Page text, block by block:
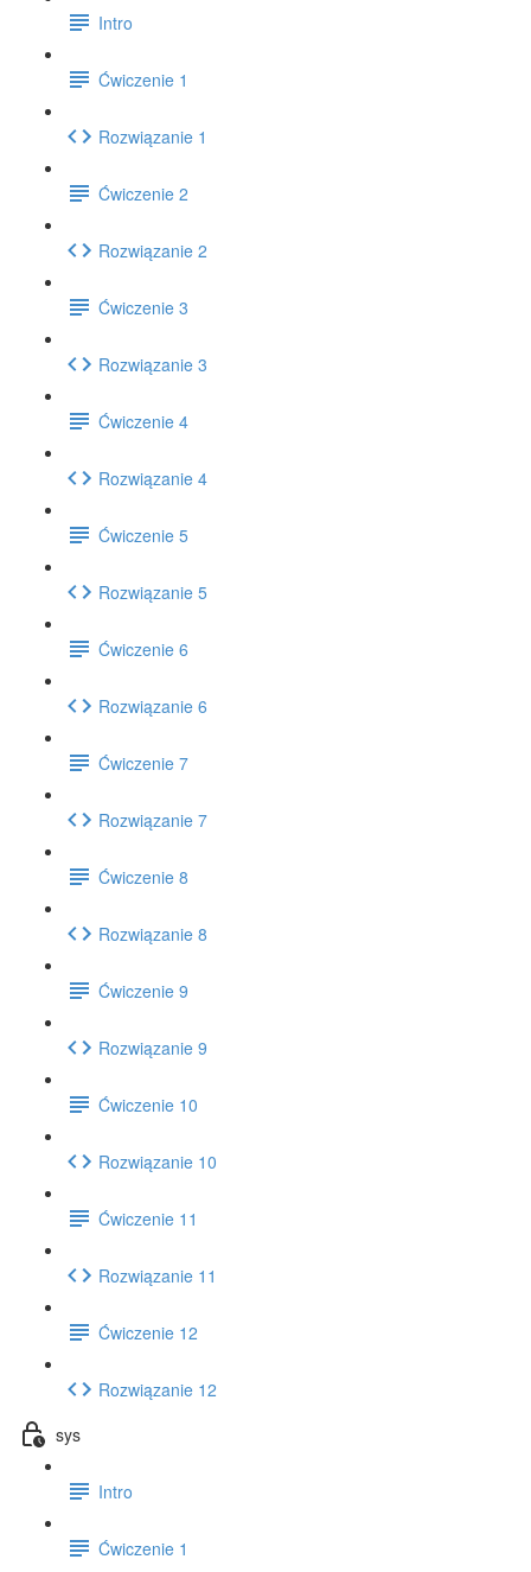
Intro
Ćwiczenie 1
Rozwiązanie 1
Ćwiczenie 2
Rozwiązanie 2
Ćwiczenie 3
Rozwiązanie 3
Ćwiczenie 4
Rozwiązanie 4
Ćwiczenie 5
Rozwiązanie 5
Ćwiczenie 6
Rozwiązanie 6
Ćwiczenie 7
Rozwiązanie 7
Ćwiczenie 8
Rozwiązanie 8
Ćwiczenie 9
Rozwiązanie 9
Ćwiczenie 10
Rozwiązanie 10
Ćwiczenie 11
Rozwiązanie 11
Ćwiczenie 12
Rozwiązanie 12
sys
Intro
Ćwiczenie 1